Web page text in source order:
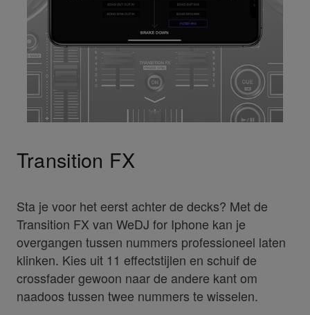
Transition FX
Sta je voor het eerst achter de decks? Met de
Transition FX van WeDJ for Iphone kan je
overgangen tussen nummers professioneel laten
klinken. Kies uit 11 effectstijlen en schuif de
crossfader gewoon naar de andere kant om
naadoos tussen twee nummers te wisselen.